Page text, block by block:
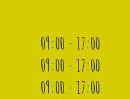
09:00 - 17:00
09:00 - 17:00
09:00 - 17:00